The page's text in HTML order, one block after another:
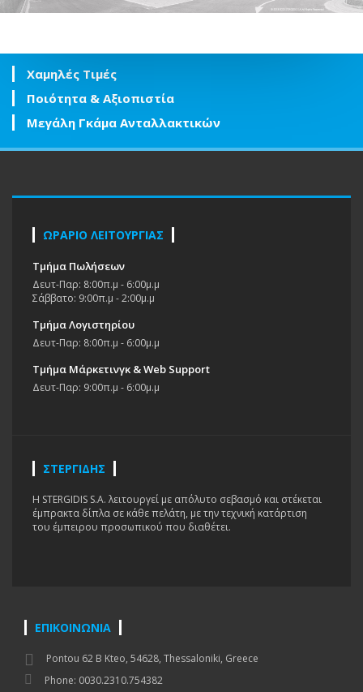
Χαμηλές Τιμές
Ποιότητα & Αξιοπιστία
Μεγάλη Γκάμα Ανταλλακτικών
ΩΡΑΡΙΟ ΛΕΙΤΟΥΡΓΙΑΣ
Τμήμα Πωλήσεων
Δευτ-Παρ: 8:00π.μ - 6:00μ.μ
Σάββατο: 9:00π.μ - 2:00μ.μ
Τμήμα Λογιστηρίου
Δευτ-Παρ: 8:00π.μ - 6:00μ.μ
Τμήμα Μάρκετινγκ & Web Support
Δευτ-Παρ: 9:00π.μ - 6:00μ.μ
ΣΤΕΡΓΙΔΗΣ
H STERGIDIS S.A. λειτουργεί με απόλυτο σεβασμό και στέκεται
έμπρακτα δίπλα σε κάθε πελάτη, με την τεχνική κατάρτιση
του έμπειρου προσωπικού που διαθέτει.
ΕΠΙΚΟΙΝΩΝΙΑ
Pontou 62 B Kteo, 54628, Thessaloniki, Greece
Phone: 0030.2310.754382